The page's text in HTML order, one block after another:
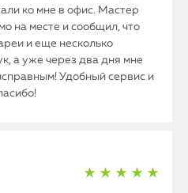
ко мне в офис. Мастер
на месте и сообщил, что
и еще несколько
а уже через два дня мне
Удобный сервис и
★ ★ ★ ★ ★